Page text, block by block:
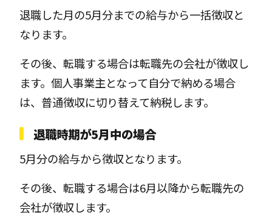
退職した月の5月分までの給与から一括徴収と
なります。
その後、転職する場合は転職先の会社が徴収し
ます。個人事業主となって自分で納める場合
は、普通徴収に切り替えて納税します。
退職時期が5月中の場合
5月分の給与から徴収となります。
その後、転職する場合は6月以降から転職先の
会社が徴収します。